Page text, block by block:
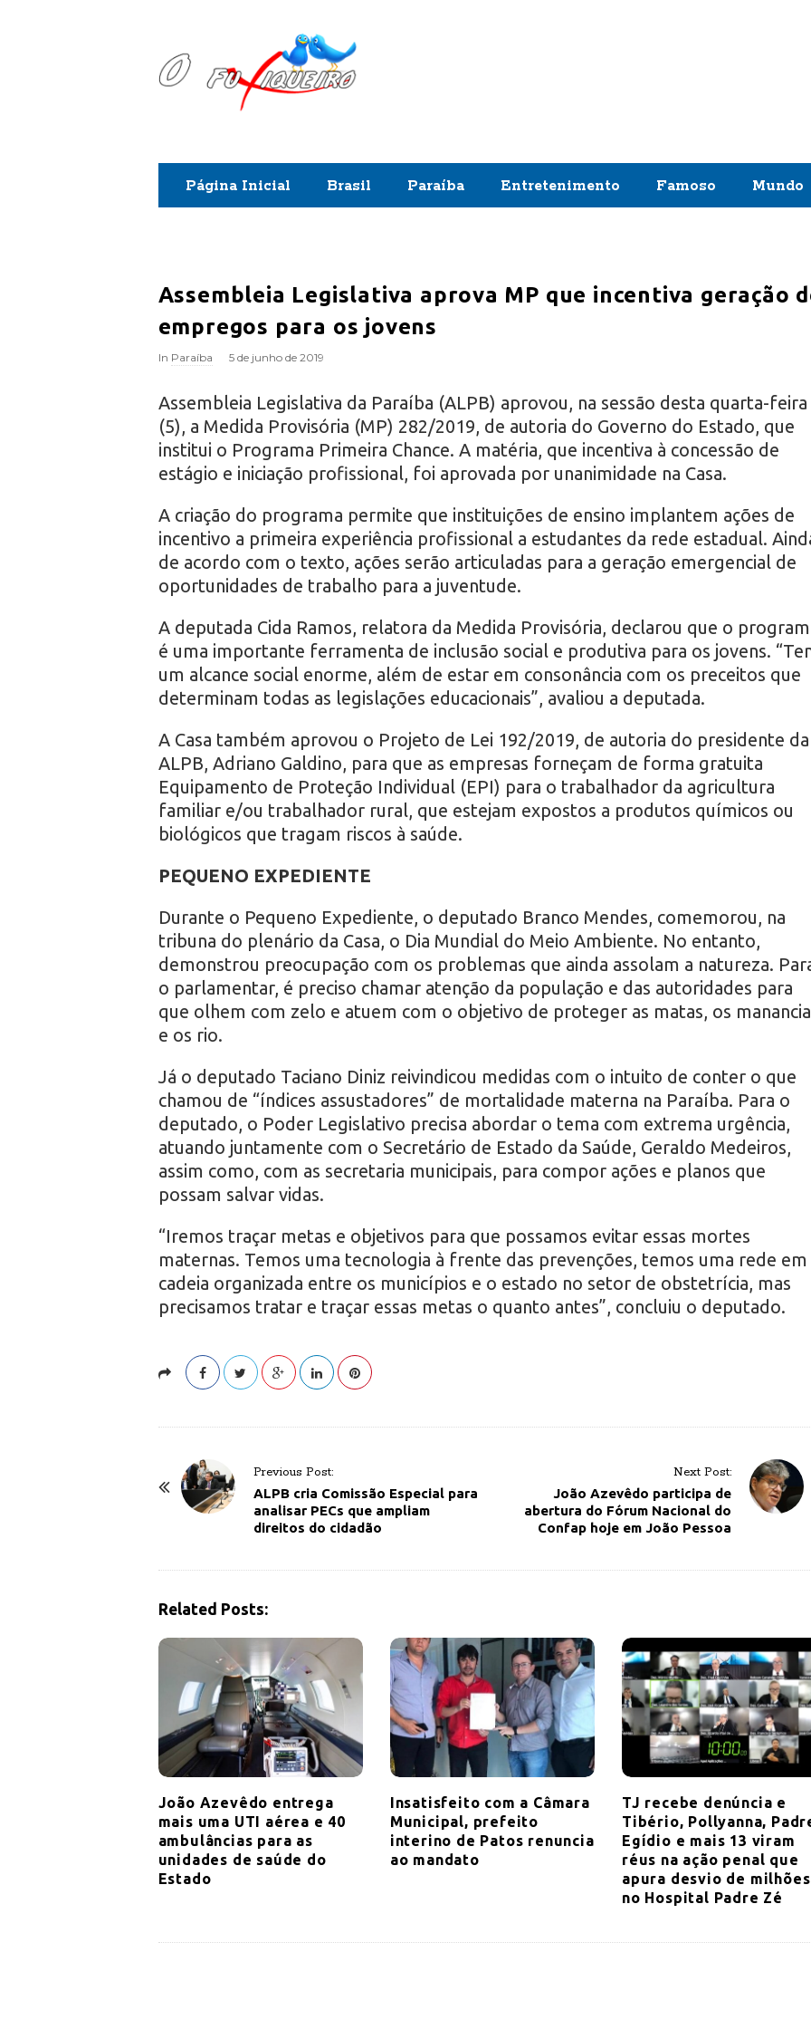
F
x
i
u
e
i
r
o
Página Inicial Brasil Paraíba Entretenimento Famoso Mundo
Assembleia Legislativa aprova MP que incentiva geração
empregos para os jovens
In Paraíba 5 de junho de 2019
Assembleia Legislativa da Paraíba (ALPB) aprovou, na sessão desta quarta-feira
(5), a Medida Provisória (MP) 282/2019, de autoria do Governo do Estado, que
institui o Programa Primeira Chance. A matéria, que incentiva à concessão de
estágio e iniciação profissional, foi aprovada por unanimidade na Casa.
A criação do programa permite que instituições de ensino implantem ações de
incentivo a primeira experiência profissional a estudantes da rede estadual.
de acordo com o texto, ações serão articuladas para a geração emergencial de
oportunidades de trabalho para a juventude.
A deputada Cida Ramos, relatora da Medida Provisória, declarou que o
é uma importante ferramenta de inclusão social e produtiva para os jovens.
um alcance social enorme, além de estar em consonância com os preceitos que
determinam todas as legislações educacionais”, avaliou a deputada.
A Casa também aprovou o Projeto de Lei 192/2019, de autoria do presidente da
ALPB, Adriano Galdino, para que as empresas forneçam de forma gratuita
Equipamento de Proteção Individual (EPI) para o trabalhador da agricultura
familiar e/ou trabalhador rural, que estejam expostos a produtos químicos ou
biológicos que tragam riscos à saúde.
PEQUENO EXPEDIENTE
Durante o Pequeno Expediente, o deputado Branco Mendes, comemorou, na
tribuna do plenário da Casa, o Dia Mundial do Meio Ambiente. No entanto,
demonstrou preocupação com os problemas que ainda assolam a natureza.
o parlamentar, é preciso chamar atenção da população e das autoridades para
que olhem com zelo e atuem com o objetivo de proteger as matas, os
e os rio.
Já o deputado Taciano Diniz reivindicou medidas com o intuito de conter o que
chamou de “índices assustadores” de mortalidade materna na Paraíba. Para o
deputado, o Poder Legislativo precisa abordar o tema com extrema urgência,
atuando juntamente com o Secretário de Estado da Saúde, Geraldo Medeiros,
assim como, com as secretaria municipais, para compor ações e planos que
possam salvar vidas.
“Iremos traçar metas e objetivos para que possamos evitar essas mortes
maternas. Temos uma tecnologia à frente das prevenções, temos uma rede em
cadeia organizada entre os municípios e o estado no setor de obstetrícia, mas
precisamos tratar e traçar essas metas o quanto antes”, concluiu o deputado.
Previous Post:
ALPB cria Comissão Especial para
analisar PECs que ampliam
direitos do cidadão
Next Post:
João Azevêdo participa de
abertura do Fórum Nacional do
Confap hoje em João Pessoa
Related Posts:
João Azevêdo entrega
mais uma UTI aérea e 40
ambulâncias para as
unidades de saúde do
Estado
Insatisfeito com a Câmara
Municipal, prefeito
interino de Patos renuncia
ao mandato
TJ recebe denúncia e
Tibério, Pollyanna,
Egídio e mais 13 viram
réus na ação penal que
apura desvio de milhões
no Hospital Padre Zé